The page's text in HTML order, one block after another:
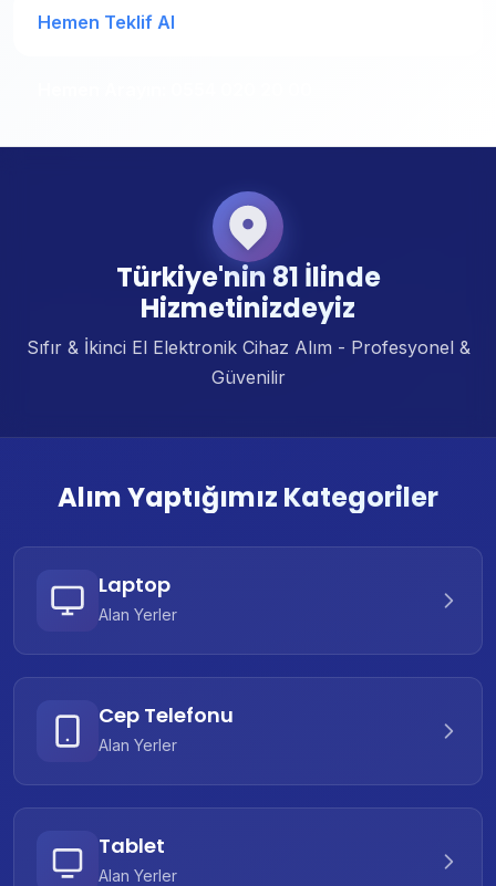
Hemen Teklif Al
Türkiye'nin 81 İlinde
Hizmetinizdeyiz
Sıfır & İkinci El Elektronik Cihaz Alım - Profesyonel &
Güvenilir
Alım Yaptığımız Kategoriler
Laptop
Alan Yerler
Cep Telefonu
Alan Yerler
Tablet
Alan Yerler